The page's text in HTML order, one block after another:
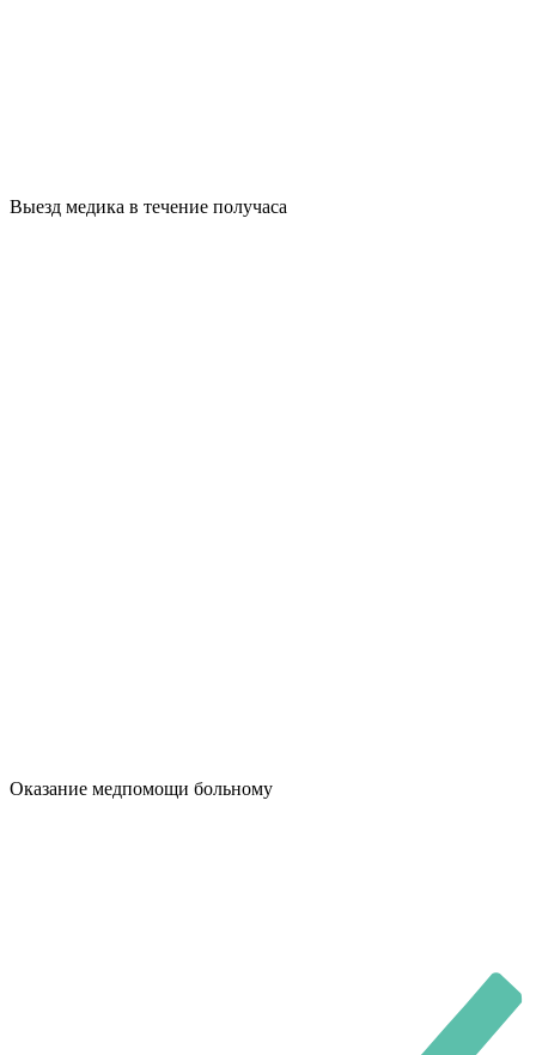
Выезд медика в течение получаса
Оказание медпомощи больному